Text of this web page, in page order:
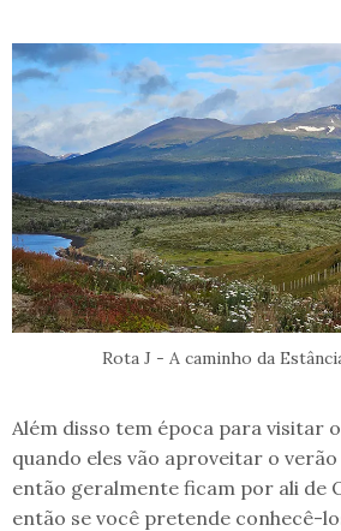
Rota J - A caminho da
Além disso tem época para visitar
quando eles vão aproveitar o verão
então geralmente ficam por ali de
então se você pretende conhecê-